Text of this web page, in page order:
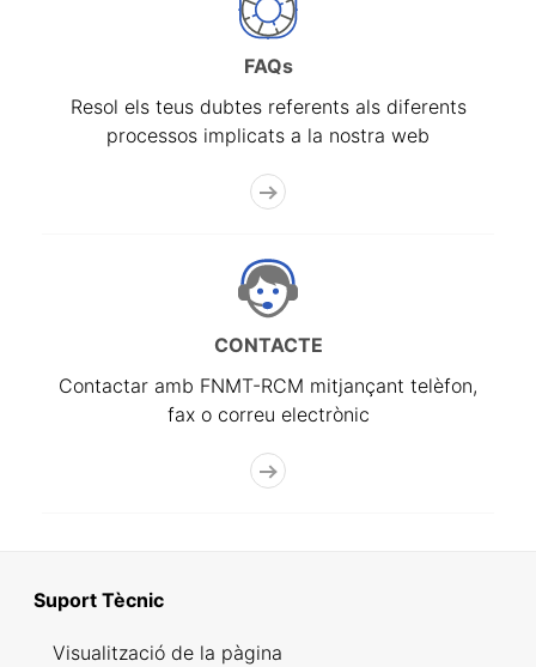
FAQs
Resol els teus dubtes referents als diferents
processos implicats a la nostra web
CONTACTE
Contactar amb FNMT-RCM mitjançant telèfon,
fax o correu electrònic
Suport Tècnic
Visualització de la pàgina